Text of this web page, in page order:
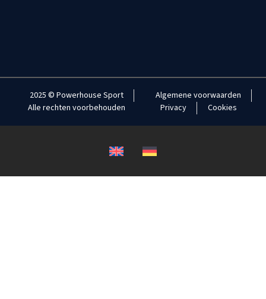
2025 © Powerhouse Sport
Alle rechten voorbehouden
Algemene voorwaarden
Privacy
Cookies